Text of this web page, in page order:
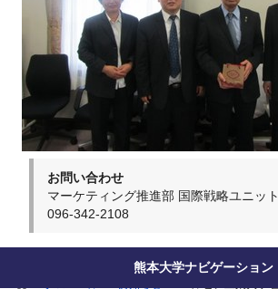
お問い合わせ
マーケティング推進部 国際戦略ユニット
096-342-2108
熊本大学ナビゲーション